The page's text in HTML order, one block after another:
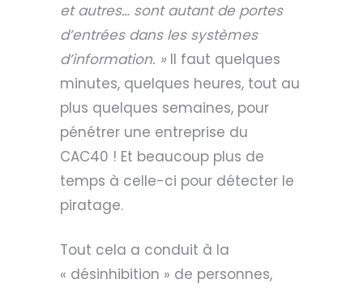
et autres… sont autant de portes
d’entrées dans les systèmes
d’information. » Il faut quelques
minutes, quelques heures, tout au
plus quelques semaines, pour
pénétrer une entreprise du
CAC40 ! Et beaucoup plus de
temps à celle-ci pour détecter le
piratage.
Tout cela a conduit à la
« désinhibition » de personnes,